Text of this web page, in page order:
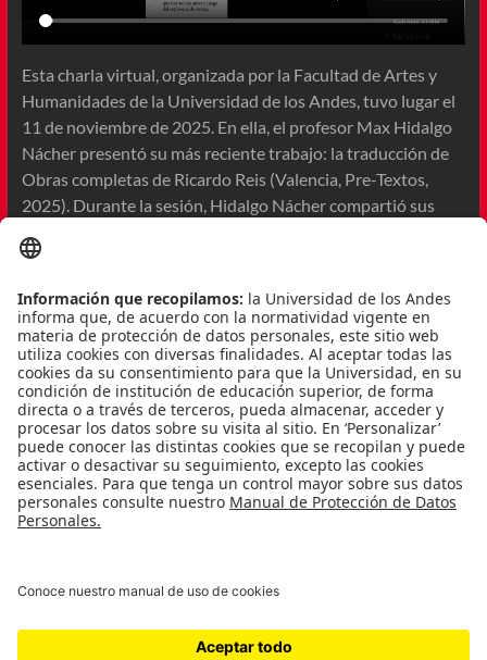
Esta charla virtual, organizada por la Facultad de Artes y
Humanidades de la Universidad de los Andes, tuvo lugar el
11 de noviembre de 2025. En ella, el profesor Max Hidalgo
Nácher presentó su más reciente trabajo: la traducción de
Obras completas de Ricardo Reis (Valencia, Pre-Textos,
2025). Durante la sesión, Hidalgo Nácher compartió sus
Ricardo Reis, uno de los heterónimos más enigmáticos del
lingüísticos, interpretativos y creativos que surgieron
durante el proceso.